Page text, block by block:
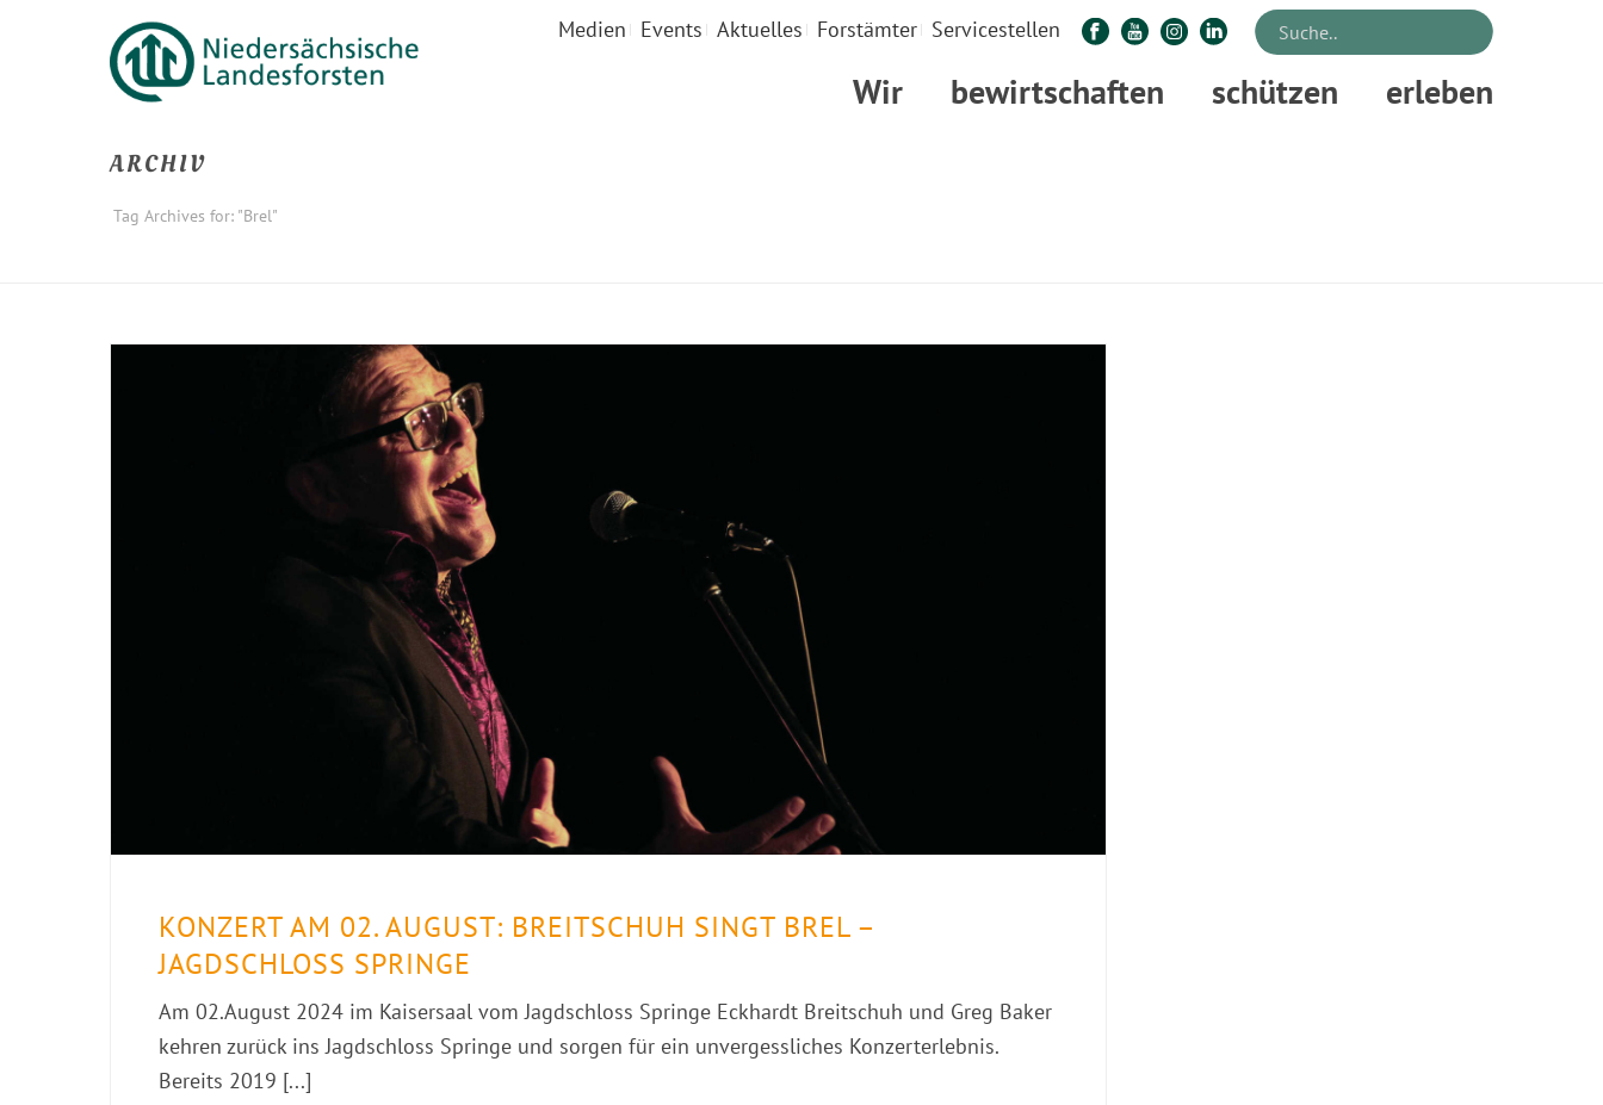
Medien Events Aktuelles Forstämter Servicestellen
Wir bewirtschaften schützen erleben
ARCHIV
Tag Archives for: "Brel"
KONZERT AM 02. AUGUST: BREITSCHUH SINGT BREL –
JAGDSCHLOSS SPRINGE
Am 02.August 2024 im Kaisersaal vom Jagdschloss Springe Eckhardt Breitschuh und Greg Baker
kehren zurück ins Jagdschloss Springe und sorgen für ein unvergessliches Konzerterlebnis.
Bereits 2019 [...]